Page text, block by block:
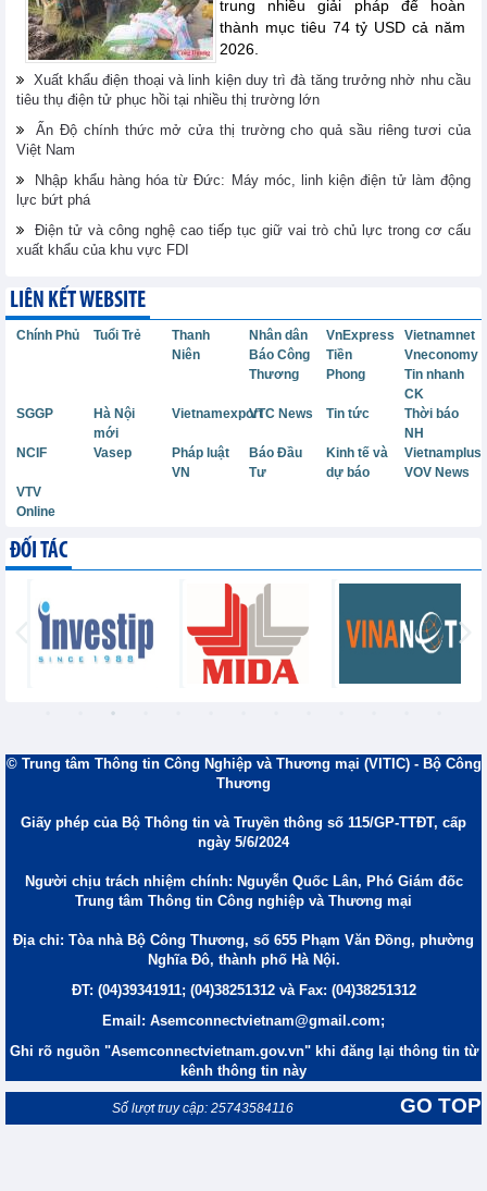
trung nhiều giải pháp để hoàn
thành mục tiêu 74 tỷ USD cả năm
2026.
Xuất khẩu điện thoại và linh kiện duy trì đà tăng trưởng nhờ nhu cầu
tiêu thụ điện tử phục hồi tại nhiều thị trường lớn
Ấn Độ chính thức mở cửa thị trường cho quả sầu riêng tươi của
Việt Nam
Nhập khẩu hàng hóa từ Đức: Máy móc, linh kiện điện tử làm động
lực bứt phá
Điện tử và công nghệ cao tiếp tục giữ vai trò chủ lực trong cơ cấu
xuất khẩu của khu vực FDI
LIÊN KẾT WEBSITE
Chính Phủ Tuổi Trẻ
Thanh
Niên
Nhân dân VnExpress
Vietnamnet
Báo Công
Thương
Tiền
Phong
Vneconomy
Tin nhanh
CK
SGGP
Hà Nội
mới
VietnamexportVTC News Tin tức
Thời báo
NH
NCIF
Vasep
Pháp luật
VN
Báo Đầu
Tư
Kinh tế và
dự báo
Vietnamplus
VOV News
VTV
Online
ĐỐI TÁC
© Trung tâm Thông tin Công Nghiệp và Thương mại (VITIC) - Bộ Công
Thương
Giấy phép của Bộ Thông tin và Truyền thông số 115/GP-TTĐT, cấp
ngày 5/6/2024
Người chịu trách nhiệm chính: Nguyễn Quốc Lân, Phó Giám đốc
Trung tâm Thông tin Công nghiệp và Thương mại
Địa chỉ: Tòa nhà Bộ Công Thương, số 655 Phạm Văn Đồng, phường
Nghĩa Đô, thành phố Hà Nội.
ĐT: (04)39341911; (04)38251312 và Fax: (04)38251312
Email: Asemconnectvietnam@gmail.com;
Ghi rõ nguồn "Asemconnectvietnam.gov.vn" khi đăng lại thông tin từ
kênh thông tin này
GO TOP
Số lượt truy cập: 25743584116